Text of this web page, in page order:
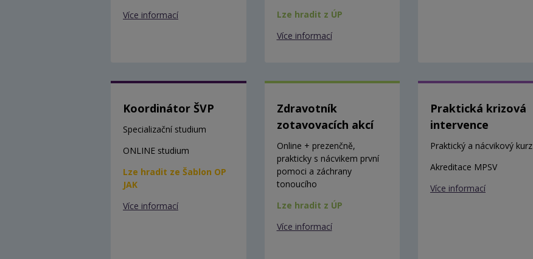
Více informací
Lze hradit z ÚP
Více informací
Koordinátor ŠVP
Specializační studium
ONLINE studium
Lze hradit ze Šablon OP
JAK
Více informací
Zdravotník
zotavovacích akcí
Online + prezenčně,
prakticky s nácvikem první
pomoci a záchrany
tonoucího
Lze hradit z ÚP
Více informací
Praktická krizová
intervence
Praktický a nácvikový kurz
Akreditace MPSV
Více informací